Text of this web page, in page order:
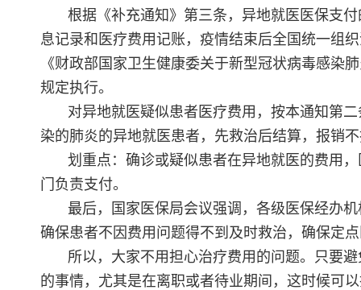
根据《补充通知》第三条，异地就医医保支
息记录和医疗费用记账，疫情结束后全国统一组
《财政部国家卫生健康委关于新型冠状病毒感染
规定执行。
对异地就医疑似患者医疗费用，按本通知第
染的肺炎的异地就医患者，先救治后结算，报销
划重点：确诊或疑似患者在异地就医的费用
门负责支付。
最后，国家医保局会议强调，各级医保经办
确保患者不因费用问题得不到及时救治，确保定
所以，大家不用担心治疗费用的问题。只要
的事情，尤其是在离职或者待业期间，这时候可